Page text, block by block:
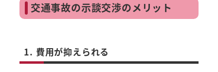
交通事故の示談交渉のメリット
1. 費用が抑えられる